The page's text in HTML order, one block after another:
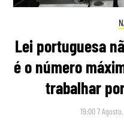
Lei portuguesa
é o número
trabalhar
19:00 7